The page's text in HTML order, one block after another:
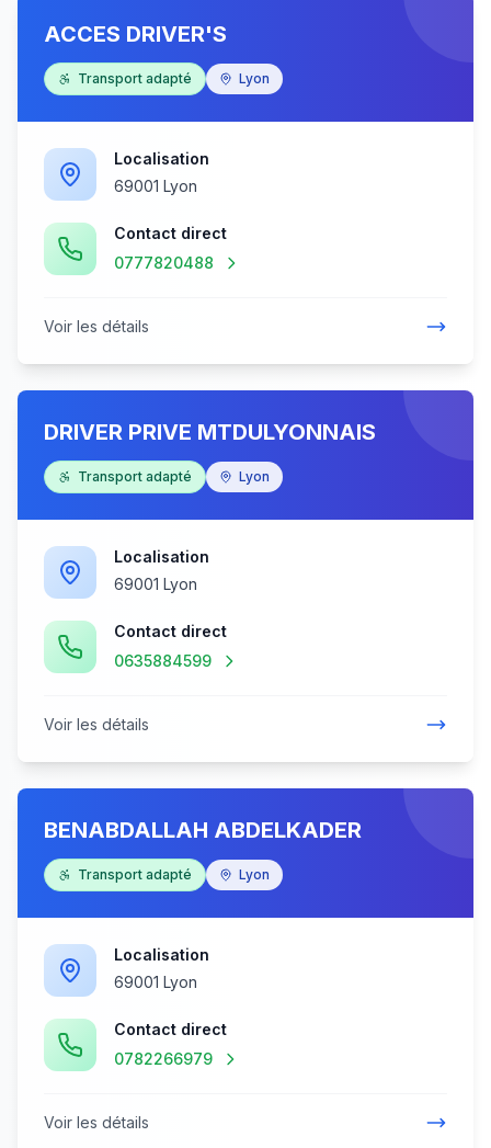
ACCES DRIVER'S
Transport adapté Lyon
Localisation
69001 Lyon
Contact direct
0777820488
Voir les détails
DRIVER PRIVE MTDULYONNAIS
Transport adapté Lyon
Localisation
69001 Lyon
Contact direct
0635884599
Voir les détails
BENABDALLAH ABDELKADER
Transport adapté Lyon
Localisation
69001 Lyon
Contact direct
0782266979
Voir les détails